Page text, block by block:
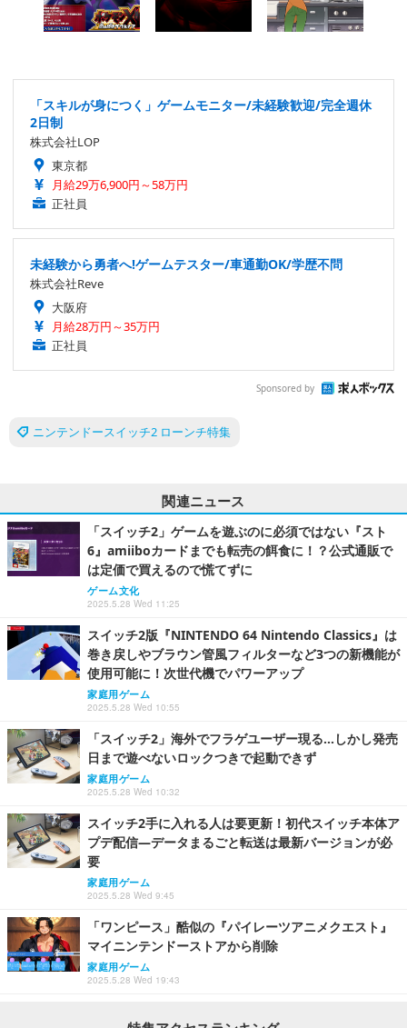
「スキルが身につく」ゲームモニター/未経験歓迎/完全週休
2日制
株式会社LOP
東京都
月給29万6,900円～58万円
正社員
未経験から勇者へ!ゲームテスター/車通勤OK/学歴不問
株式会社Reve
大阪府
月給28万円～35万円
正社員
Sponsored by
ニンテンドースイッチ2 ローンチ特集
関連ニュース
「スイッチ2」ゲームを遊ぶのに必須ではない『スト
6』amiiboカードまでも転売の餌食に！？公式通販で
は定価で買えるので慌てずに
ゲーム文化
2025.5.28 Wed 11:25
スイッチ2版『NINTENDO 64 Nintendo Classics』は
巻き戻しやブラウン管風フィルターなど3つの新機能が
使用可能に！次世代機でパワーアップ
家庭用ゲーム
2025.5.28 Wed 10:55
「スイッチ2」海外でフラゲユーザー現る…しかし発売
日まで遊べないロックつきで起動できず
家庭用ゲーム
2025.5.28 Wed 10:32
スイッチ2手に入れる人は要更新！初代スイッチ本体ア
プデ配信―データまるごと転送は最新バージョンが必
要
家庭用ゲーム
2025.5.28 Wed 9:45
「ワンピース」酷似の『パイレーツアニメクエスト』
マイニンテンドーストアから削除
家庭用ゲーム
2025.5.28 Wed 19:43